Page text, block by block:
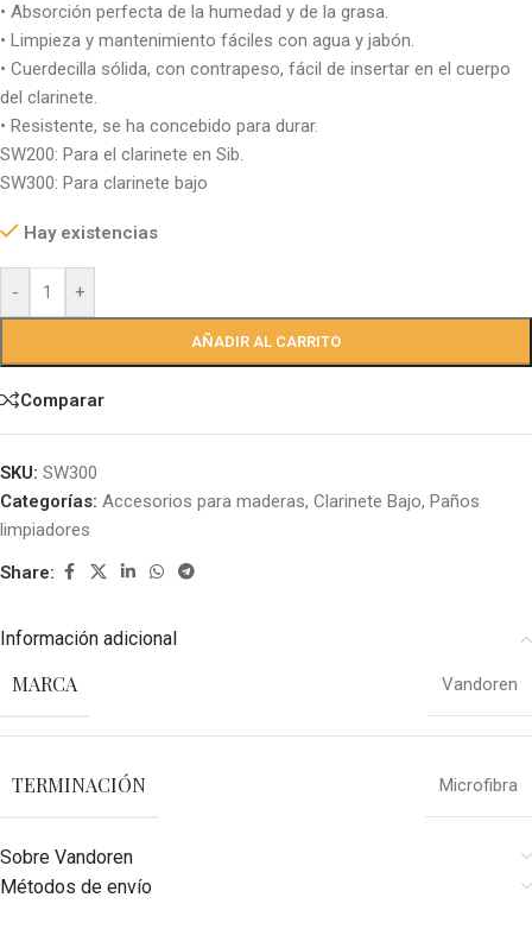
• Absorción perfecta de la humedad y de la grasa.
• Limpieza y mantenimiento fáciles con agua y jabón.
• Cuerdecilla sólida, con contrapeso, fácil de insertar en el cuerpo
del clarinete.
• Resistente, se ha concebido para durar.
SW200: Para el clarinete en Sib.
SW300: Para clarinete bajo
Hay existencias
- +
AÑADIR AL CARRITO
Comparar
SKU: SW300
Categorías: Accesorios para maderas, Clarinete Bajo, Paños
limpiadores
Share:
Información adicional
MARCA Vandoren
TERMINACIÓN Microfibra
Sobre Vandoren
Métodos de envío